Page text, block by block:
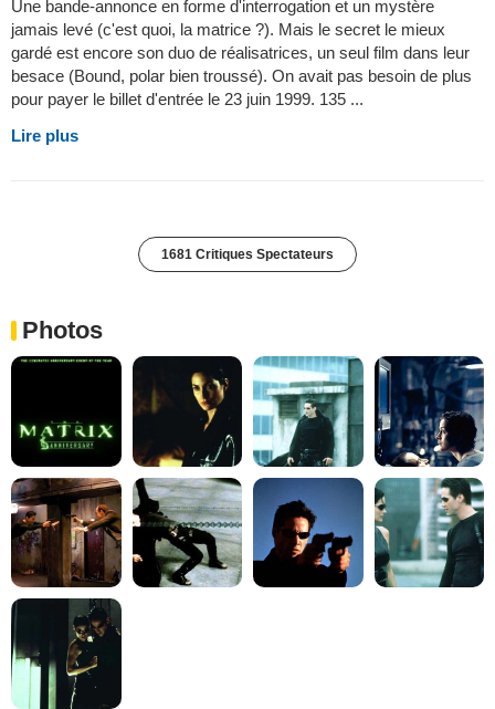
Une bande-annonce en forme d'interrogation et un mystère
jamais levé (c'est quoi, la matrice ?). Mais le secret le mieux
gardé est encore son duo de réalisatrices, un seul film dans leur
besace (Bound, polar bien troussé). On avait pas besoin de plus
pour payer le billet d'entrée le 23 juin 1999. 135 ...
Lire plus
1681 Critiques Spectateurs
Photos